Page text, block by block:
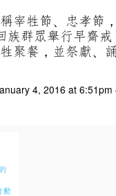
牲節、忠孝節
族群眾舉行早齋
聚餐，並祭獻、
4, 2016 at
動